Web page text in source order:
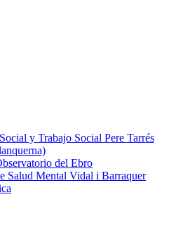
y Trabajo Social Pere Tarrés
del Ebro
Salud Mental Vidal i Barraquer